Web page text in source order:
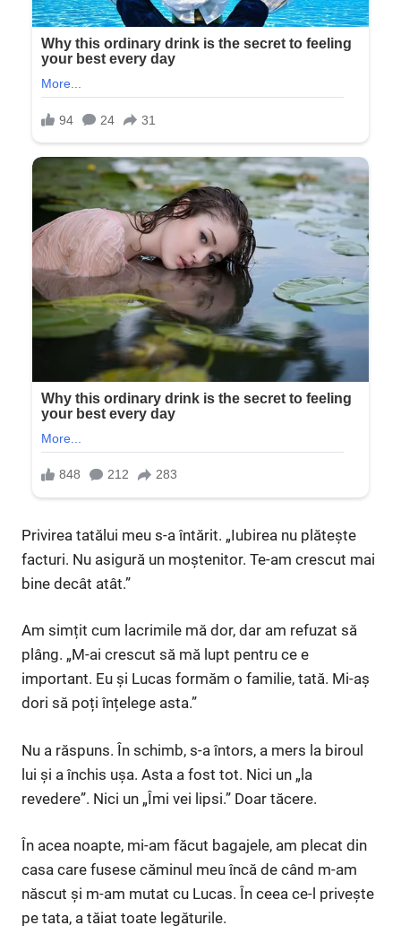
Privirea tatălui meu s-a întărit. „Iubirea nu plătește
facturi. Nu asigură un moștenitor. Te-am crescut mai
bine decât atât.”
Am simțit cum lacrimile mă dor, dar am refuzat să
plâng. „M-ai crescut să mă lupt pentru ce e
important. Eu și Lucas formăm o familie, tată. Mi-aș
dori să poți înțelege asta.”
Nu a răspuns. În schimb, s-a întors, a mers la biroul
lui și a închis ușa. Asta a fost tot. Nici un „la
revedere”. Nici un „Îmi vei lipsi.” Doar tăcere.
În acea noapte, mi-am făcut bagajele, am plecat din
casa care fusese căminul meu încă de când m-am
născut și m-am mutat cu Lucas. În ceea ce-l privește
pe tata, a tăiat toate legăturile.